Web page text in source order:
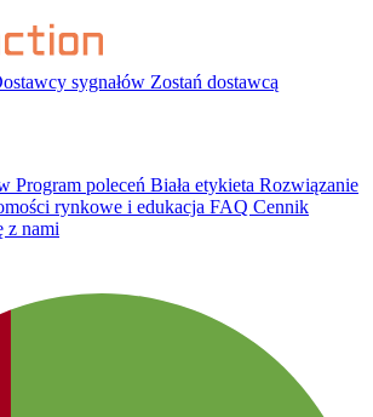
sygnałów Zostań dostawcą
Program poleceń Biała etykieta Rozwiązanie
rynkowe i edukacja FAQ Cennik
z nami